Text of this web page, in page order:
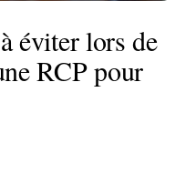
éviter lors de
RCP pour